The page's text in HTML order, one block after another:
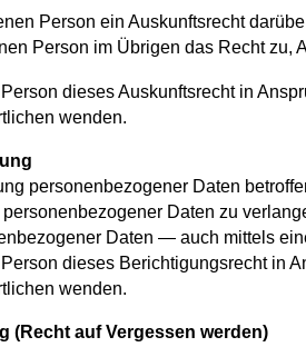
Person ein Auskunftsrecht
Person im Übrigen das Recht
dieses Auskunftsrecht in
wenden.
personenbezogener Daten
Daten zu
Daten — auch mittels
dieses Berichtigungsrecht in
wenden.
(Recht auf Vergessen werden)